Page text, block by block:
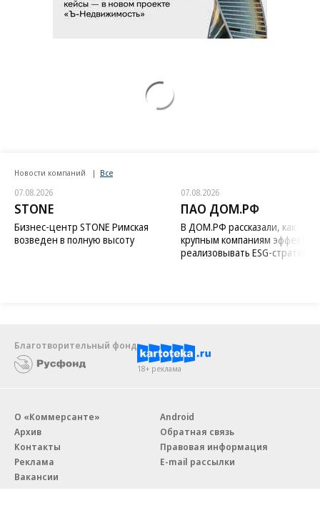
Новости компаний Все
07.08.2026
STONE
Бизнес-центр STONE Римская
возведен в полную высоту
07.08.2026
ПАО ДОМ.РФ
В ДОМ.РФ рассказали, как
крупным компаниям
реализовывать ESG-стратегию
Благотворительный фонд
18+ реклама
О «Коммерсанте»
Архив
Контакты
Реклама
Вакансии
Android
Обратная связь
Правовая информация
E-mail рассылки